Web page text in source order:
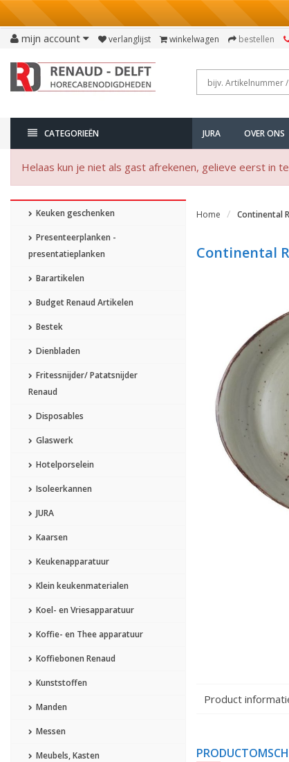
mijn account verlanglijst winkelwagen bestellen
CATEGORIEËN JURA OVER ONS
Helaas kun je niet als gast afrekenen, gelieve eerst in
Keuken geschenken
Presenteerplanken -
presentatieplanken
Barartikelen
Budget Renaud Artikelen
Bestek
Dienbladen
Fritessnijder/ Patatsnijder
Renaud
Disposables
Glaswerk
Hotelporselein
Isoleerkannen
JURA
Kaarsen
Keukenapparatuur
Klein keukenmaterialen
Koel- en Vriesapparatuur
Koffie- en Thee apparatuur
Koffiebonen Renaud
Kunststoffen
Manden
Messen
Meubels, Kasten
Home Continental
Continental
Product